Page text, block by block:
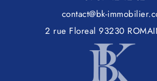
contact@bk-
2 rue Floreal 93230